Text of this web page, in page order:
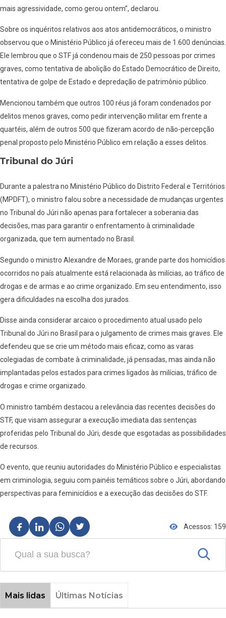
mais agressividade, como gerou ontem”, declarou.
Sobre os inquéritos relativos aos atos antidemocráticos, o ministro
observou que o Ministério Público já ofereceu mais de 1.600 denúncias.
Ele lembrou que o STF já condenou mais de 250 pessoas por crimes
graves, como tentativa de abolição do Estado Democrático de Direito,
tentativa de golpe de Estado e depredação de patrimônio público.
Mencionou também que outros 100 réus já foram condenados por
delitos menos graves, como pedir intervenção militar em frente a
quartéis, além de outros 500 que fizeram acordo de não-percepção
penal proposto pelo Ministério Público em relação a esses delitos.
Tribunal do Júri
Durante a palestra no Ministério Público do Distrito Federal e Territórios
(MPDFT), o ministro falou sobre a necessidade de mudanças urgentes
no Tribunal do Júri não apenas para fortalecer a soberania das
decisões, mas para garantir o enfrentamento à criminalidade
organizada, que tem aumentado no Brasil.
Segundo o ministro Alexandre de Moraes, grande parte dos homicídios
ocorridos no país atualmente está relacionada às milícias, ao tráfico de
drogas e de armas e ao crime organizado. Em seu entendimento, isso
gera dificuldades na escolha dos jurados.
Disse ainda considerar arcaico o procedimento atual usado pelo
Tribunal do Júri no Brasil para o julgamento de crimes mais graves. Ele
defendeu que se crie um método mais eficaz, como as varas
colegiadas de combate à criminalidade, já pensadas, mas ainda não
implantadas pelos estados para crimes ligados às milícias, tráfico de
drogas e crime organizado.
O ministro também destacou a relevância das recentes decisões do
STF, que visam assegurar a execução imediata das sentenças
proferidas pelo Tribunal do Júri, desde que esgotadas as possibilidades
de recursos.
O evento, que reuniu autoridades do Ministério Público e especialistas
em criminologia, seguiu com painéis temáticos sobre o Júri, abordando
perspectivas para feminicídios e a execução das decisões do STF.
Acessos: 159
Mais lidas Últimas Notícias